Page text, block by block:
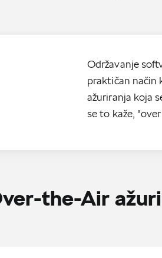
Održavanje
praktičan način
ažuriranja koja
se to kaže,
the-Air